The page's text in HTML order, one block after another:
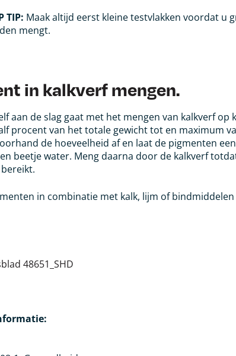
TIP: Maak altijd eerst kleine testvlakken voordat u
mengt.
in kalkverf mengen.
aan de slag gaat met het mengen van kalkverf op
procent van het totale gewicht tot en maximum
de hoeveelheid af en laat de pigmenten
beetje water. Meng daarna door de kalkverf
in combinatie met kalk, lijm of
48651_SHD